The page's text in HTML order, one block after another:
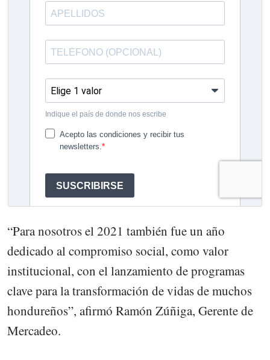
“Para nosotros el 2021 también fue un año
dedicado al compromiso social, como valor
institucional, con el lanzamiento de programas
clave para la transformación de vidas de muchos
hondureños”, afirmó Ramón Zúñiga, Gerente de
Mercadeo.